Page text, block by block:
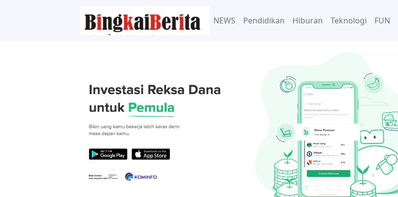
NEWS Pendidikan Hiburan Teknologi FUN